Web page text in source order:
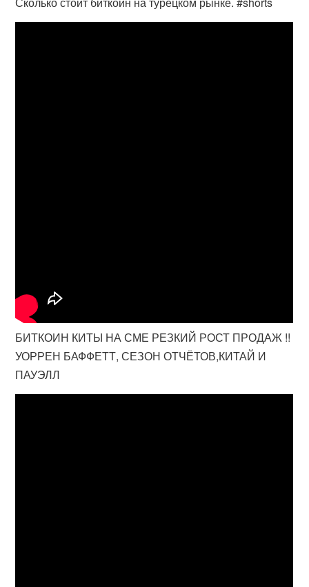
БИТКОИН КИТЫ НА СМЕ РЕЗКИЙ РОСТ ПРОДАЖ !!
УОРРЕН БАФФЕТТ, СЕЗОН ОТЧЁТОВ,КИТАЙ И
ПАУЭЛЛ